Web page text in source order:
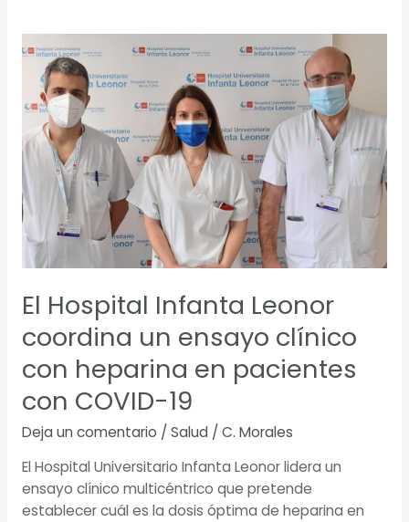
El Hospital Infanta Leonor
coordina un ensayo clínico
con heparina en pacientes
con COVID-19
Deja un comentario / Salud / C. Morales
El Hospital Universitario Infanta Leonor lidera un
ensayo clínico multicéntrico que pretende
establecer cuál es la dosis óptima de heparina en
El
Hospital
Infanta
Leonor
coordina
un
ensayo
clínico
con
heparina
con
COVID-
19